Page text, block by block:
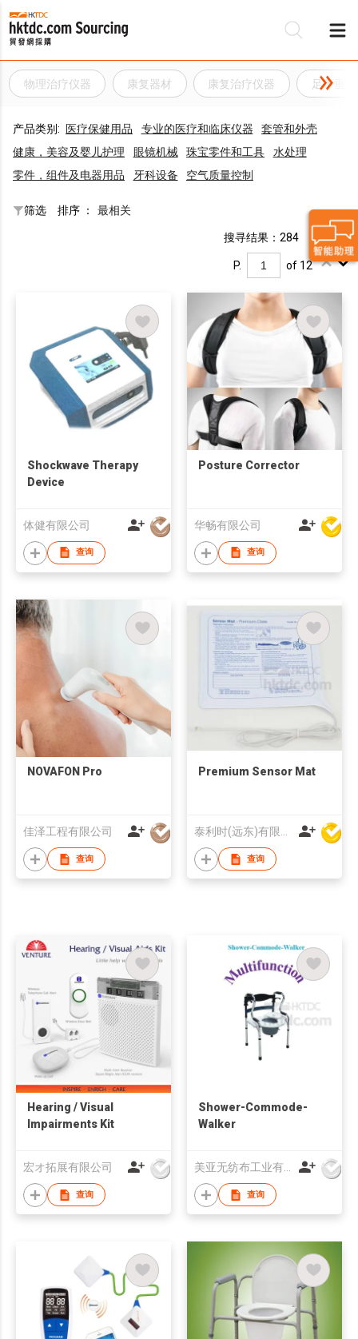
物理治疗仪器 康复器材 康复治疗仪器 足下垂
产品类别: 医疗保健用品 专业的医疗和临床仪器
套管和外壳
健康，美容及婴儿护理
眼镜机械 珠宝零件和工具
水处理
零件，组件及电器用品
牙科设备 空气质量控制
筛选 排序 ： 最相关
搜寻结果：284
P. of 12
Shockwave Therapy
Device
体健有限公司
查询
Posture Corrector
华畅有限公司
查询
NOVAFON Pro
佳泽工程有限公司
查询
Premium Sensor Mat
查询
Hearing / Visual
Impairments Kit
宏オ拓展有限公司
查询
Shower-Commode-
Walker
美亚无纺布工业有限公司
查询